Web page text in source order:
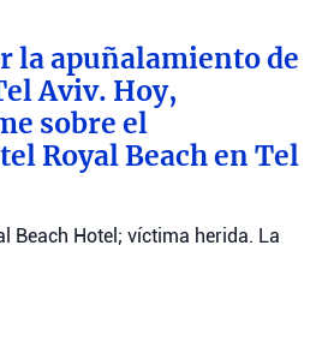
la apuñalamiento de
Aviv. Hoy,
sobre el
Royal Beach en Tel
Beach Hotel; víctima herida. La